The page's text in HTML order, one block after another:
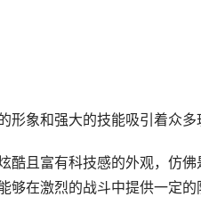
象和强大的技能吸引着众多
酷且富有科技感的外观，仿
够在激烈的战斗中提供一定